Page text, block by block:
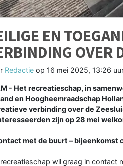
EN
OVER
Redactie op 16 mei 2025, 13:26 uur
- Het recreatieschap, in
en Hoogheemraadschap
verbinding over de
zijn op 28 mei
met de buurt – bijeenkomst
wil graag in contact